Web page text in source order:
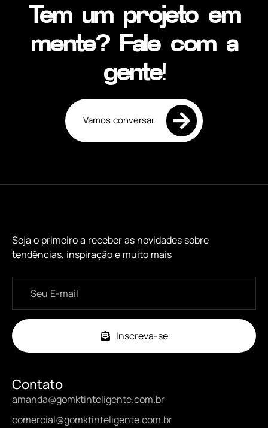
Tem um projeto em
mente? Fale com a
gente!
Vamos conversar
Seja o primeiro a receber as novidades sobre
tendências, inspiração e muito mais
Inscreva-se
Contato
amanda@gomktinteligente.com.br
comercial@gomktinteligente.com.br